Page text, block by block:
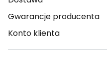
Gwarancje producenta
Konto klienta